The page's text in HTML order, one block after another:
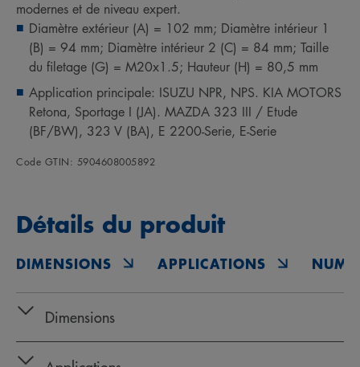
modernes et de niveau expert.
Diamètre extérieur (A) = 102 mm; Diamètre intérieur 1
(B) = 94 mm; Diamètre intérieur 2 (C) = 84 mm; Taille
du filetage (G) = M20x1.5; Hauteur (H) = 80,5 mm
Application principale: ISUZU NPR, NPS. KIA MOTORS
Retona, Sportage I (JA). MAZDA 323 III / Etude
(BF/BW), 323 V (BA), E 2200-Serie, E-Serie
Code GTIN: 5904608005892
Détails du produit
DIMENSIONS APPLICATIONS
Dimensions